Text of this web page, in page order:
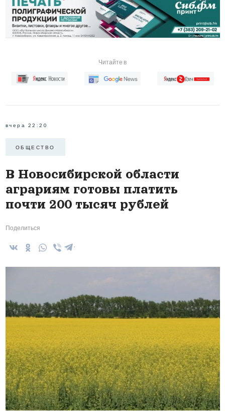
Читайте в
вчера 22:20
ОБЩЕСТВО
В Новосибирской области
аграриям готовы платить
почти 200 тысяч рублей
Поделиться